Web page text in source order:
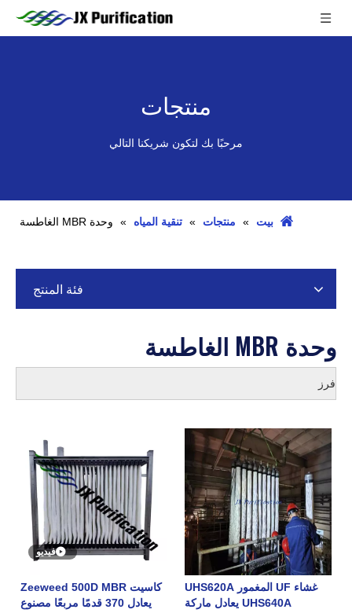
منتجات
مرحبًا بك لتكون شريكنا التالي
بيت » منتجات » تنقية المياه » وحدة MBR الغاطسة
فئة المنتج
وحدة MBR الغاطسة
فرز
غشاء UF المغمور UHS620A
UHS640A يعادل ماركة
فيديو
كاسيت Zeeweed 500D MBR
يعادل 370 قدمًا مربعًا مصنوع